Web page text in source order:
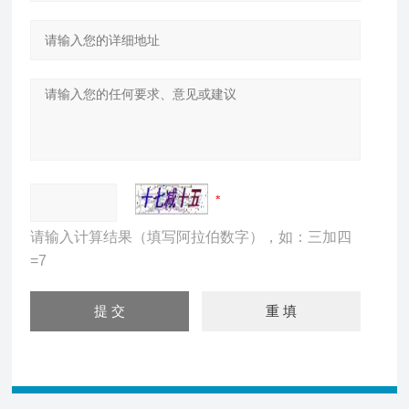
请输入计算结果（填写阿拉伯数字），如：三加四
=7